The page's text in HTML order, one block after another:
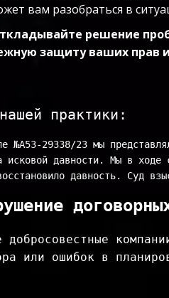
вам разобраться в
решение
защиту ваших прав
практики:
№А53-29338/23 мы
исковой давности. Мы в ходе
давность. Суд
добросовестные
или ошибок в